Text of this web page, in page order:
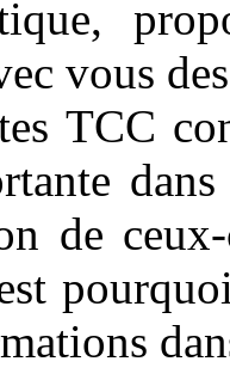
vous
TCC
de